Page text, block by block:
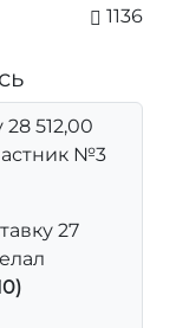
1136
512,00
№3
27